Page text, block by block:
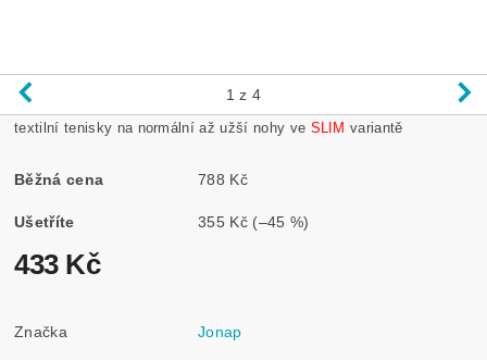
1 z 4
textilní tenisky na normální až užší nohy ve SLIM variantě
Běžná cena 788 Kč
Ušetříte 355 Kč (–45 %)
433 Kč
Značka Jonap